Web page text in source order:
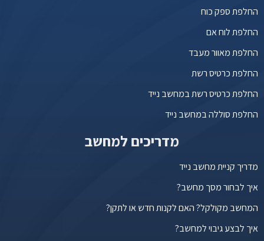
החלפת ספק כוח
החלפת לוח אם
החלפת מאוור מעבד
החלפת כרטיס רשת
החלפת כרטיס רשת במחשב נייד
החלפת סוללה במחשב נייד
מדריכים למחשב
מדריך קניית מחשב נייד
איך לבחור מסך מחשב?
המחשב מקולקל? האם לקנות חדש או לתקן?
איך לבצע גיבוי למחשב?